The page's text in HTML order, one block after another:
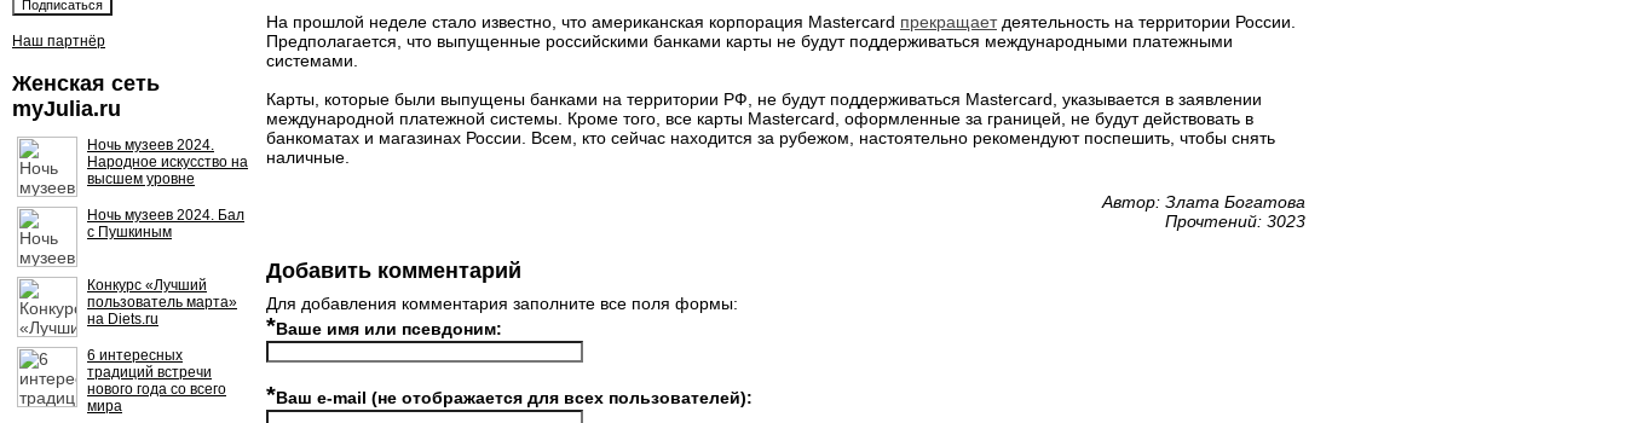
Наш партнёр
Женская сеть
myJulia.ru
Ночь музеев 2024.
Народное искусство на
высшем уровне
Ночь музеев 2024. Бал
с Пушкиным
Конкурс «Лучший
пользователь марта»
на Diets.ru
6 интересных
традиций встречи
нового года со всего
мира
На прошлой неделе стало известно, что американская корпорация Mastercard прекращаетдеятельность на территории России.
Предполагается, что выпущенные российскими банками карты не будут поддерживаться международными платежными
системами.
Карты, которые были выпущены банками на территории РФ, не будут поддерживаться Mastercard, указывается в заявлении
международной платежной системы. Кроме того, все карты Mastercard, оформленные за границей, не будут действовать в
банкоматах и магазинах России. Всем, кто сейчас находится за рубежом, настоятельно рекомендуют поспешить, чтобы снять
наличные.
Автор: Злата Богатова
Прочтений: 3023
Добавить комментарий
Для добавления комментария заполните все поля формы:
*Ваше имя или псевдоним:
*Ваш e-mail (не отображается для всех пользователей):